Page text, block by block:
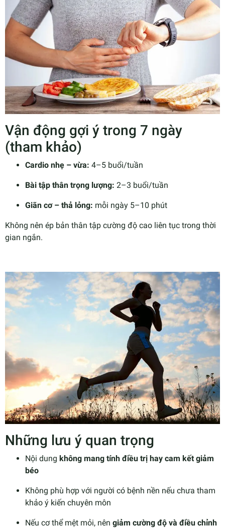
Vận động gợi ý trong 7 ngày
(tham khảo)
Cardio nhẹ – vừa: 4–5 buổi/tuần
Bài tập thân trọng lượng: 2–3 buổi/tuần
Giãn cơ – thả lỏng: mỗi ngày 5–10 phút
Không nên ép bản thân tập cường độ cao liên tục trong thời
gian ngắn.
Những lưu ý quan trọng
Nội dung không mang tính điều trị hay cam kết giảm
béo
Không phù hợp với người có bệnh nền nếu chưa tham
khảo ý kiến chuyên môn
Nếu cơ thể mệt mỏi, nên giảm cường độ và điều chỉnh